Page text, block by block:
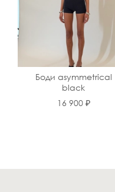
Боди asymmetrical
black
16 900 ₽